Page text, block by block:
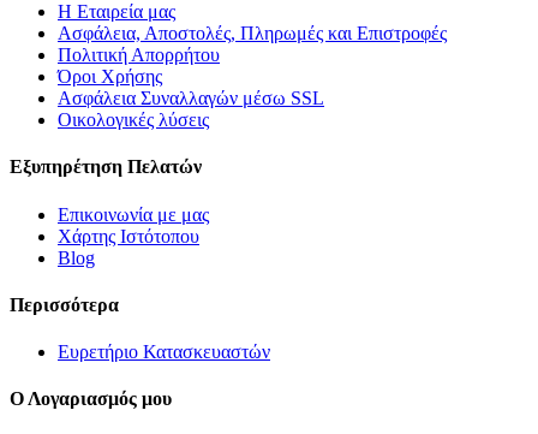
Η Εταιρεία μας
Ασφάλεια, Αποστολές, Πληρωμές και Επιστροφές
Πολιτική Απορρήτου
Όροι Χρήσης
Ασφάλεια Συναλλαγών μέσω SSL
Οικολογικές λύσεις
Εξυπηρέτηση Πελατών
Επικοινωνία με μας
Χάρτης Ιστότοπου
Blog
Περισσότερα
Ευρετήριο Κατασκευαστών
Ο Λογαριασμός μου